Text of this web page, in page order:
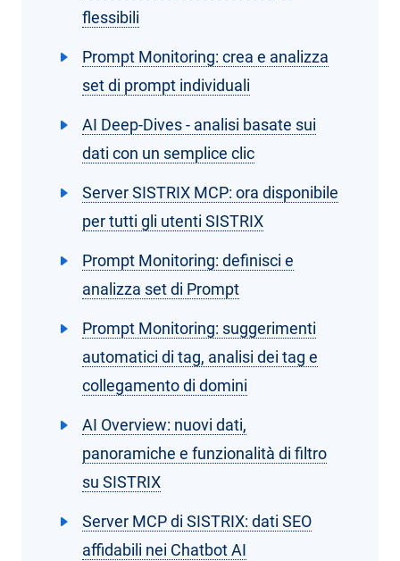
flessibili
Prompt Monitoring: crea e analizza
set di prompt individuali
AI Deep-Dives - analisi basate sui
dati con un semplice clic
Server SISTRIX MCP: ora disponibile
per tutti gli utenti SISTRIX
Prompt Monitoring: definisci e
analizza set di Prompt
Prompt Monitoring: suggerimenti
automatici di tag, analisi dei tag e
collegamento di domini
AI Overview: nuovi dati,
panoramiche e funzionalità di filtro
su SISTRIX
Server MCP di SISTRIX: dati SEO
affidabili nei Chatbot AI